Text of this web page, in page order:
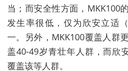
当；而安全性方面， MKK100
发生率很低，仅为欣安立适（
一。另外， MKK100覆盖人群
盖40-49岁青壮年人群，而欣
覆盖该等人群。